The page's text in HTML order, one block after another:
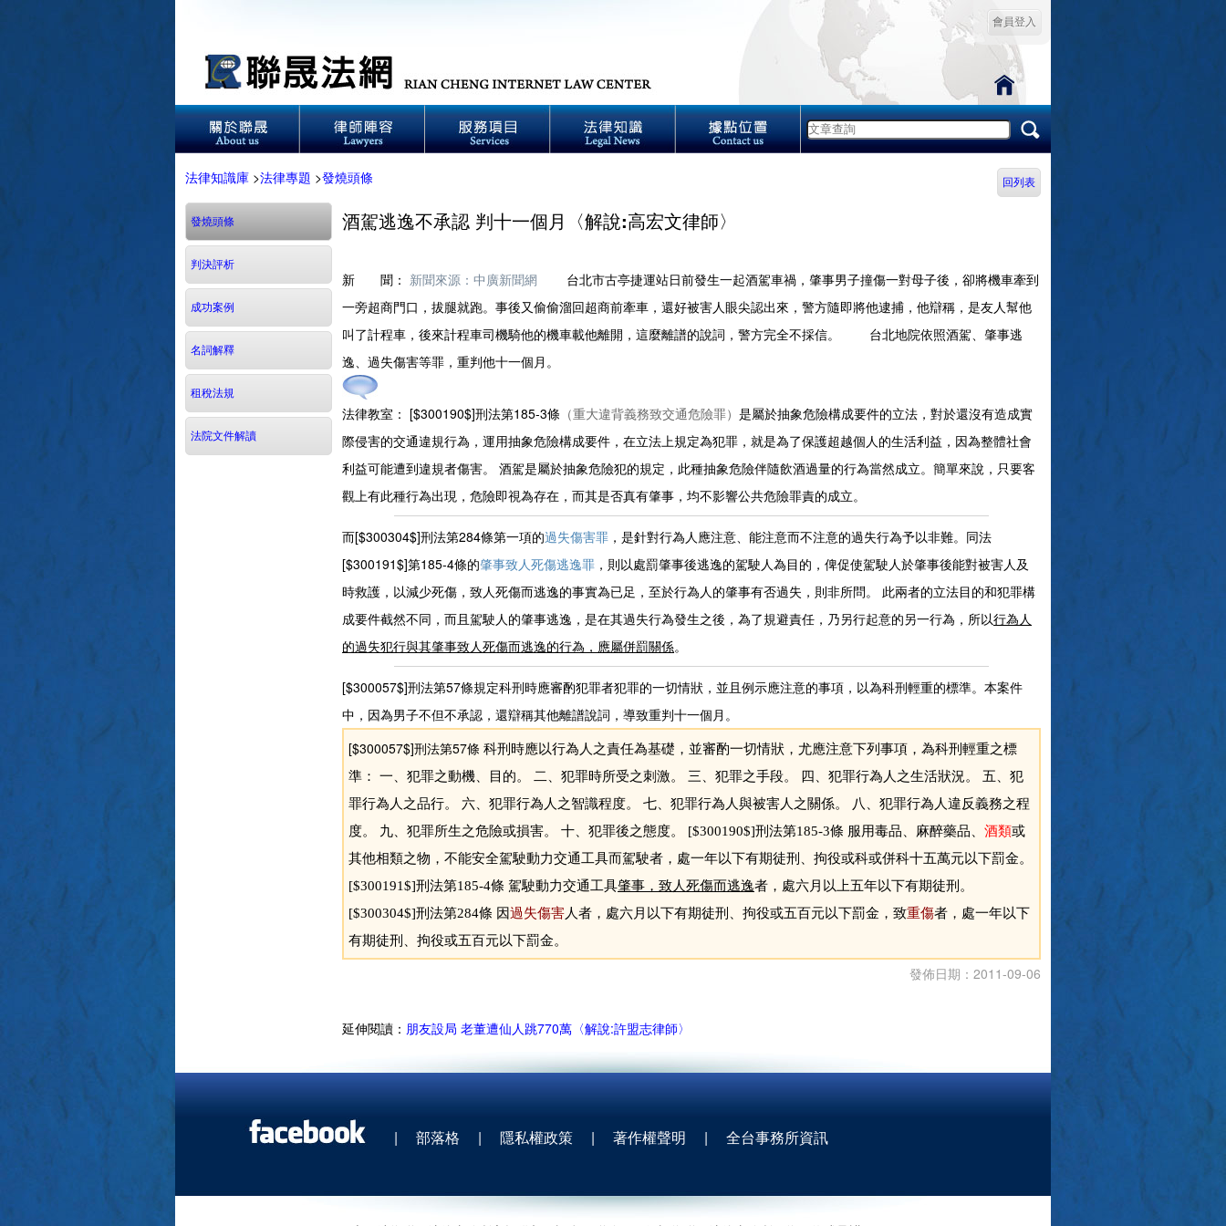
會員登入
法律知識庫 >法律專題 >發燒頭條 回列表
發燒頭條
判決評析
成功案例
名詞解釋
租稅法規
法院文件解讀
酒駕逃逸不承認 判十一個月〈解說:高宏文律師〉
新 聞： 新聞來源：中廣新聞網 台北市古亭捷運站日前發生一起酒駕車禍，肇事男子撞傷一對母子後，卻將機車牽到
一旁超商門口，拔腿就跑。事後又偷偷溜回超商前牽車，還好被害人眼尖認出來，警方隨即將他逮捕，他辯稱，是友人幫他
叫了計程車，後來計程車司機騎他的機車載他離開，這麼離譜的說詞，警方完全不採信。 台北地院依照酒駕、肇事逃
逸、過失傷害等罪，重判他十一個月。
法律教室： [$300190$]刑法第185-3條 （重大違背義務致交通危險罪） 是屬於抽象危險構成要件的立法，對於還沒有造成實
際侵害的交通違規行為，運用抽象危險構成要件，在立法上規定為犯罪，就是為了保護超越個人的生活利益，因為整體社會
利益可能遭到違規者傷害。 酒駕是屬於抽象危險犯的規定，此種抽象危險伴隨飲酒過量的行為當然成立。簡單來說，只要客
觀上有此種行為出現，危險即視為存在，而其是否真有肇事，均不影響公共危險罪責的成立。
而[$300304$]刑法第284條第一項的過失傷害罪 ，是針對行為人應注意、能注意而不注意的過失行為予以非難。同法
[$300191$]第185-4條的肇事致人死傷逃逸罪 ，則以處罰肇事後逃逸的駕駛人為目的，俾促使駕駛人於肇事後能對被害人及
時救護，以減少死傷，致人死傷而逃逸的事實為已足，至於行為人的肇事有否過失，則非所問。 此兩者的立法目的和犯罪構
成要件截然不同，而且駕駛人的肇事逃逸，是在其過失行為發生之後，為了規避責任，乃另行起意的另一行為，所以行為人
的過失犯行與其肇事致人死傷而逃逸的行為，應屬併罰關係。
[$300057$]刑法第57條規定科刑時應審酌犯罪者犯罪的一切情狀，並且例示應注意的事項，以為科刑輕重的標準。本案件
中，因為男子不但不承認，還辯稱其他離譜說詞，導致重判十一個月。
[$300057$]刑法第57條 科刑時應以行為人之責任為基礎，並審酌一切情狀，尤應注意下列事項，為科刑輕重之標
準： 一、犯罪之動機、目的。 二、犯罪時所受之刺激。 三、犯罪之手段。 四、犯罪行為人之生活狀況。 五、犯
罪行為人之品行。 六、犯罪行為人之智識程度。 七、犯罪行為人與被害人之關係。 八、犯罪行為人違反義務之程
度。 九、犯罪所生之危險或損害。 十、犯罪後之態度。 [$300190$]刑法第185-3條 服用毒品、麻醉藥品、 酒類或
其他相類之物，不能安全駕駛動力交通工具而駕駛者，處一年以下有期徒刑、拘役或科或併科十五萬元以下罰金。
[$300191$]刑法第185-4條 駕駛動力交通工具肇事，致人死傷而逃逸者，處六月以上五年以下有期徒刑。
[$300304$]刑法第284條 因過失傷害人者，處六月以下有期徒刑、拘役或五百元以下罰金，致重傷者，處一年以下
有期徒刑、拘役或五百元以下罰金。
發佈日期：2011-09-06
延伸閱讀： 朋友設局 老董遭仙人跳770萬〈解說:許盟志律師〉
| 部落格 | 隱私權政策 | 著作權聲明 | 全台事務所資訊